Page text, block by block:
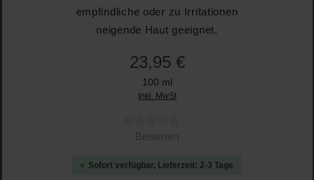
empfindliche oder zu Irritationen
neigende Haut geeignet.
23,95 €
100 ml
Inkl. MwSt
Durchschnittliche Bewertung von 0 von 5 Sternen
Bewerten
Sofort verfügbar, Lieferzeit: 2-3 Tage